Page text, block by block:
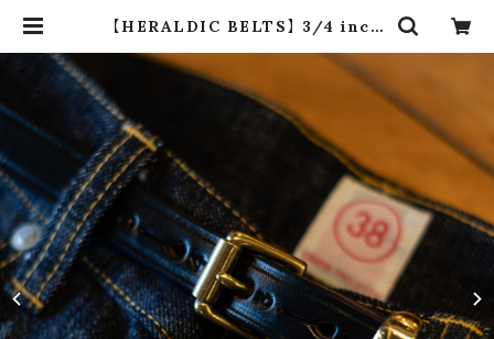
【HERALDIC BELTS】 3/4 inch